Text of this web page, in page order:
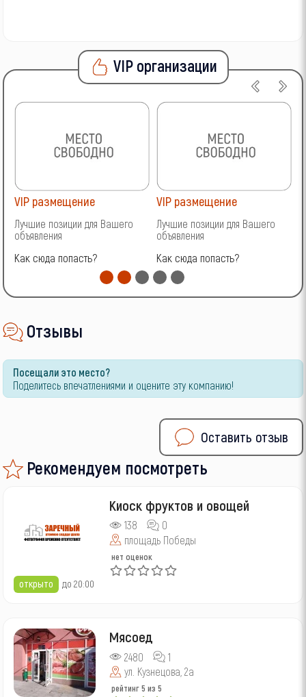
VIP организации
VIP размещение
Лучшие позиции для Вашего
объявления
Как сюда попасть?
VIP размещение
Лучшие позиции для Вашего
объявления
Как сюда попасть?
Отзывы
Посещали это место?
Поделитесь впечатлениями и оцените эту компанию!
Оставить отзыв
Рекомендуем посмотреть
открыто до 20:00
Киоск фруктов и овощей
138
0
площадь Победы
нет оценок
Мясоед
2480
1
ул. Кузнецова, 2а
рейтинг5 из 5